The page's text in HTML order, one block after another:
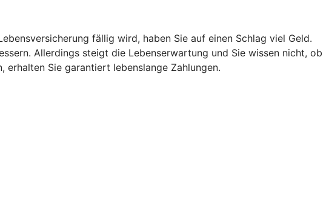
fällig wird, haben Sie auf einen Schlag viel Geld.
Allerdings steigt die Lebenserwartung und Sie wissen nicht, ob
erhalten Sie garantiert lebenslange Zahlungen.